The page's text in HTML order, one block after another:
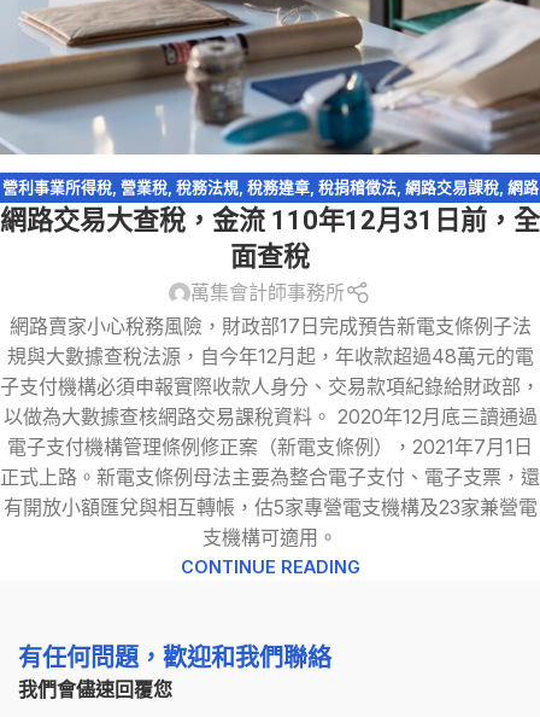
營利事業所得稅, 營業稅, 稅務法規, 稅務違章, 稅捐稽徵法, 網路交易課稅, 網路
拍賣 ,視同銷售貨物,逃漏稅
網路交易大查稅，金流 110年12月31日前，全
面查稅
萬集會計師事務所
網路賣家小心稅務風險，財政部17日完成預告新電支條例子法
規與大數據查稅法源，自今年12月起，年收款超過48萬元的電
子支付機構必須申報實際收款人身分、交易款項紀錄給財政部，
以做為大數據查核網路交易課稅資料。 2020年12月底三讀通過
電子支付機構管理條例修正案（新電支條例），2021年7月1日
正式上路。新電支條例母法主要為整合電子支付、電子支票，還
有開放小額匯兌與相互轉帳，估5家專營電支機構及23家兼營電
支機構可適用。
CONTINUE READING
有任何問題，歡迎和我們聯絡
我們會儘速回覆您